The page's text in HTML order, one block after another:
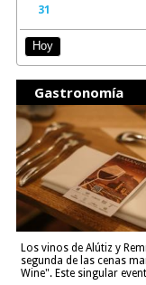
31
Hoy
Gastronomía
Los vinos de Alútiz y
segunda de las cenas
Wine". Este singular